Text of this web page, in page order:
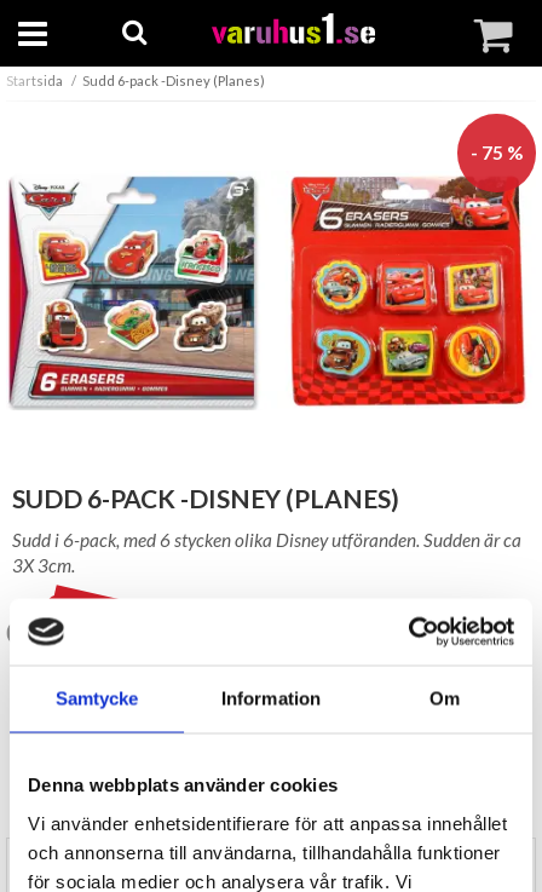
Samtycke Information Om
Denna webbplats använder cookies
Vi använder enhetsidentifierare för att anpassa innehållet
och annonserna till användarna, tillhandahålla funktioner
för sociala medier och analysera vår trafik. Vi
Startsida Sudd 6-pack -Disney (Planes)
- 75 %
SUDD 6-PACK -DISNEY (PLANES)
Sudd i 6-pack, med 6 stycken olika Disney utföranden. Sudden är ca
3X 3cm.
20 kr5 kr
BEVAKA
Tillfälligt Slut
RECENSIONER (0)